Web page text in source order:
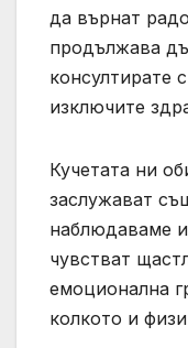
да върнат
продължава
консултирате
изключите
Кучетата ни
заслужават
наблюдаваме
чувстват
емоционална
колкото и